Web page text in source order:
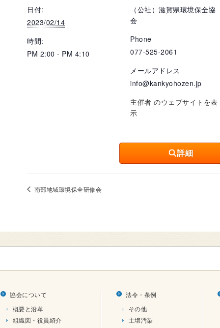
日付:
2023/02/14
時間:
PM 2:00 - PM 4:10
（公社）滋賀県環境保全協
会
Phone
077-525-2061
メールアドレス
info@kankyohozen.jp
主催者 のウェブサイトを表
示
詳細
南部地域環境保全研修会
協会について
概要と沿革
組織図・役員紹介
法令・条例
その他
土壌汚染